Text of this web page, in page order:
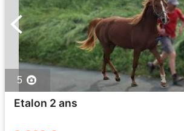
5
Etalon 2 ans